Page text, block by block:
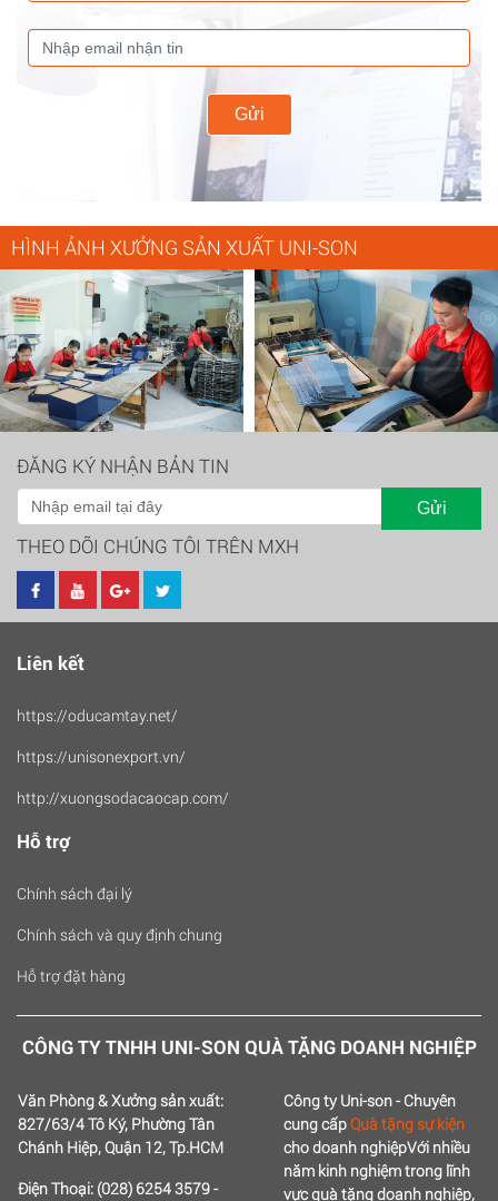
Gửi
HÌNH ẢNH XƯỞNG SẢN XUẤT UNI-SON
ĐĂNG KÝ NHẬN BẢN TIN
Gửi
THEO DÕI CHÚNG TÔI TRÊN MXH
Liên kết
https://oducamtay.net/
https://unisonexport.vn/
http://xuongsodacaocap.com/
Hỗ trợ
Chính sách đại lý
Chính sách và quy định chung
Hỗ trợ đặt hàng
CÔNG TY TNHH UNI-SON QUÀ TẶNG DOANH NGHIỆP
Văn Phòng & Xưởng sản xuất:
827/63/4 Tô Ký, Phường Tân
Chánh Hiệp, Quận 12, Tp.HCM
Điện Thoại: (028) 6254 3579 -
Công ty Uni-son - Chuyên
cung cấp Quà tặng sự kiện
cho doanh nghiệpVới nhiều
năm kinh nghiệm trong lĩnh
vực quà tặng doanh nghiệp,